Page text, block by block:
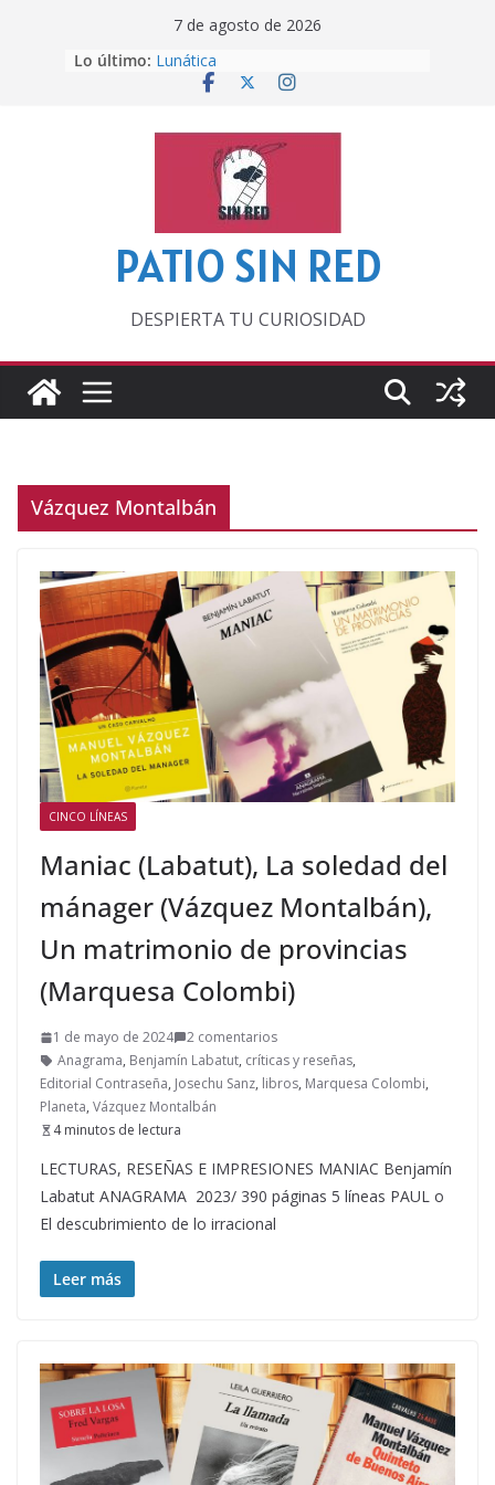
7 de agosto de 2026
Lo último: Lunática
Pero, hasta entonces…
‘La broma infinita’ de recomendar
lecturas veraniegas
Otra del Mundial
PATIO SIN RED
DESPIERTA TU CURIOSIDAD
Vázquez Montalbán
CINCO LÍNEAS
Maniac (Labatut), La soledad del
mánager (Vázquez Montalbán),
Un matrimonio de provincias
(Marquesa Colombi)
1 de mayo de 2024
2 comentarios
Anagrama, Benjamín Labatut, críticas y reseñas,
Editorial Contraseña, Josechu Sanz, libros, Marquesa Colombi,
Planeta, Vázquez Montalbán
4 minutos de lectura
LECTURAS, RESEÑAS E IMPRESIONES MANIAC Benjamín
Labatut ANAGRAMA 2023/ 390 páginas 5 líneas PAUL o
El descubrimiento de lo irracional
Leer más